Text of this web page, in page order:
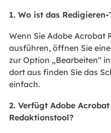
1. Wo ist das
Wenn Sie Adobe Acrobat
ausführen, öffnen Sie
zur Option „Bearbeiten“
dort aus finden Sie das
einfach.
2. Verfügt Adobe
Redaktionstool?